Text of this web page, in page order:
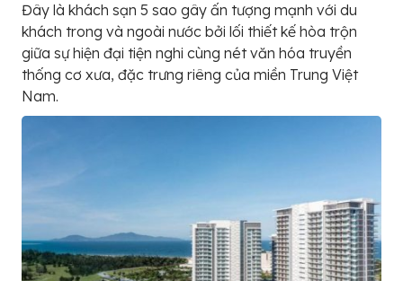
Đây là khách sạn 5 sao gây ấn tượng mạnh với du
khách trong và ngoài nước bởi lối thiết kế hòa trộn
giữa sự hiện đại tiện nghi cùng nét văn hóa truyền
thống cơ xưa, đặc trưng riêng của miền Trung Việt
Nam.